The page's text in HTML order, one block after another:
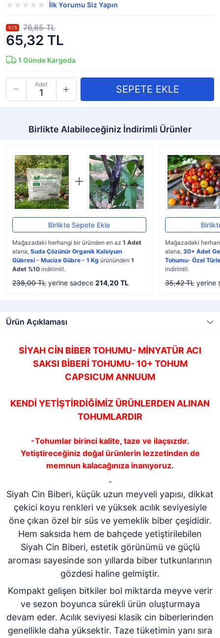
İlk Yorumu Siz Yapın
65,32 TL
%15 76,85 TL
1 Günde Kargoda
Adet
Birlikte Alabileceğiniz İndirimli Ürünler
Birlikte Sepete Ekle
Mağazadaki herhangi bir üründen en az 1 Adet
alana, Suda Çözünür Organik Kalsiyum
Gübresi - Mucize Gübre - 1 Kg ürününden 1
Adet %10 indirimli!.
238,00 TL yerine sadece 214,20 TL
Mağazadaki
alana, 30+ Adet
Tohumu- Özel
indirimli!.
35,42 TLyerine
Ürün Açıklaması
SİYAH CİN BİBER TOHUMU- MİNYATÜR ACI
SAKSI BİBERİ TOHUMU- 10+ TOHUM
CAPSICUM ANNUUM
KENDİ YETİŞTİRDİĞİMİZ ÜRÜNLERDEN ALINAN
TOHUMLARDIR
-Tohumlar birinci kalite, taze ve ilaçsızdır.
Yetiştireceğiniz doğal ürünlerin lezzetinden de
memnun kalacağınıza inanıyoruz.
-
Siyah Cin Biberi, küçük uzun meyveli yapısı, dikkat
çekici koyu renkleri ve yüksek acılık seviyesiyle
öne çıkan özel bir süs ve yemeklik biber çeşididir.
Hem saksıda hem de bahçede yetiştirilebilen
Siyah Cin Biberi, estetik görünümü ve güçlü
aroması sayesinde son yıllarda biber tutkunlarının
gözdesi haline gelmiştir.
Kompakt gelişen bitkiler bol miktarda meyve verir
ve sezon boyunca sürekli ürün oluşturmaya
devam eder. Acılık seviyesi klasik cin biberlerinden
genellikle daha yüksektir. Taze tüketimin yanı sıra